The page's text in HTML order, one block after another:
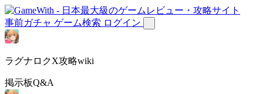
事前ガチャ ゲーム検索 ログイン
ラグナロクX攻略wiki
掲示板Q&A